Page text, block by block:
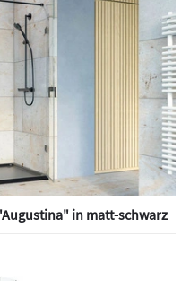
in matt-schwarz